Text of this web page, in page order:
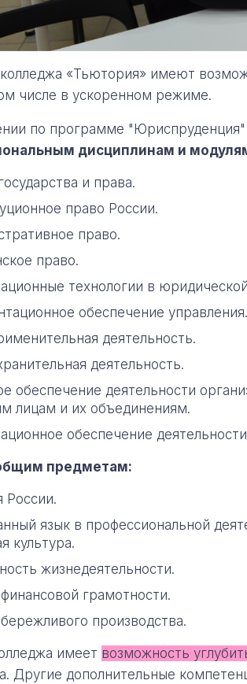
«Тьютория» имеют
числе в ускоренном режиме.
по программе
дисциплинам и
и права.
право России.
право.
право.
технологии в
обеспечение управления.
деятельность.
деятельность.
обеспечение деятельности
лицам и их объединениям.
обеспечение
предметам:
России.
язык в профессиональной
культура.
жизнедеятельности.
грамотности.
производства.
имеет возможность
Другие дополнительные